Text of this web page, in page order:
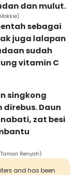
dan mulut.
sebagai
juga lalapan
sudah
vitamin C
singkong
Daun
zat besi
Renyah)
and has been